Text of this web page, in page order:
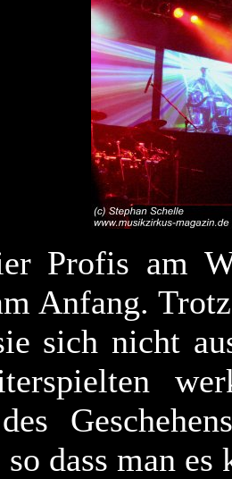
Profis am
Anfang.
sich nicht
dass man